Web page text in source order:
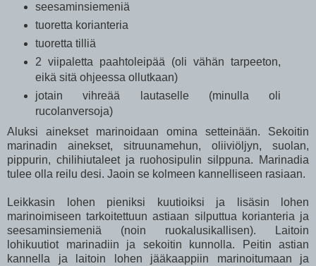
seesaminsiemeniä
tuoretta korianteria
tuoretta tilliä
2 viipaletta paahtoleipää (oli vähän tarpeeton,
eikä sitä ohjeessa ollutkaan)
jotain vihreää lautaselle (minulla oli
rucolanversoja)
Aluksi ainekset marinoidaan omina setteinään. Sekoitin
marinadin ainekset, sitruunamehun, oliiviöljyn, suolan,
pippurin, chilihiutaleet ja ruohosipulin silppuna. Marinadia
tulee olla reilu desi. Jaoin se kolmeen kannelliseen rasiaan.
Leikkasin lohen pieniksi kuutioiksi ja lisäsin lohen
marinoimiseen tarkoitettuun astiaan silputtua korianteria ja
seesaminsiemeniä (noin ruokalusikallisen). Laitoin
lohikuutiot marinadiin ja sekoitin kunnolla. Peitin astian
kannella ja laitoin lohen jääkaappiin marinoitumaan ja